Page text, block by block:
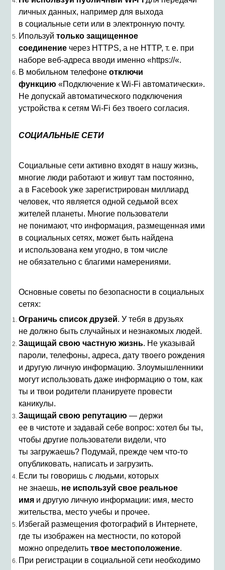
личных данных, например для выхода
в социальные сети или в электронную почту.
Ипользуй только защищенное
соединение через HTTPS, а не HTTP, т. е. при
наборе веб-адреса вводи именно «https://«.
В мобильном телефоне отключи
функцию «Подключение к Wi-Fi автоматически».
Не допускай автоматического подключения
устройства к сетям Wi-Fi без твоего согласия.
СОЦИАЛЬНЫЕ СЕТИ
Социальные сети активно входят в нашу жизнь,
многие люди работают и живут там постоянно,
а в Facebook уже зарегистрирован миллиард
человек, что является одной седьмой всех
жителей планеты. Многие пользователи
не понимают, что информация, размещенная ими
в социальных сетях, может быть найдена
и использована кем угодно, в том числе
не обязательно с благими намерениями.
Основные советы по безопасности в социальных
сетях:
Ограничь список друзей. У тебя в друзьях
не должно быть случайных и незнакомых людей.
Защищай свою частную жизнь. Не указывай
пароли, телефоны, адреса, дату твоего рождения
и другую личную информацию. Злоумышленники
могут использовать даже информацию о том, как
ты и твои родители планируете провести
каникулы.
Защищай свою репутацию — держи
ее в чистоте и задавай себе вопрос: хотел бы ты,
чтобы другие пользователи видели, что
ты загружаешь? Подумай, прежде чем что-то
опубликовать, написать и загрузить.
Если ты говоришь с людьми, которых
не знаешь, не используй свое реальное
имя и другую личную информации: имя, место
жительства, место учебы и прочее.
Избегай размещения фотографий в Интернете,
где ты изображен на местности, по которой
можно определить твое местоположение.
При регистрации в социальной сети необходимо